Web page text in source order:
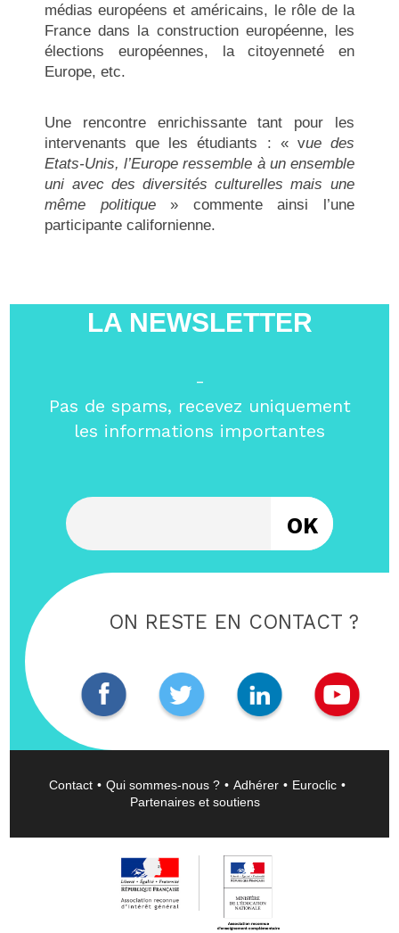
médias européens et américains, le rôle de la
France dans la construction européenne, les
élections européennes, la citoyenneté en
Europe, etc.
Une rencontre enrichissante tant pour les
intervenants que les étudiants : « vue des
Etats-Unis, l’Europe ressemble à un ensemble
uni avec des diversités culturelles mais une
même politique» commente ainsi l’une
participante californienne.
LA NEWSLETTER
-
Pas de spams, recevez uniquement
les informations importantes
ON RESTE EN CONTACT ?
Contact Qui sommes-nous ? Adhérer
Euroclic
Partenaires et soutiens